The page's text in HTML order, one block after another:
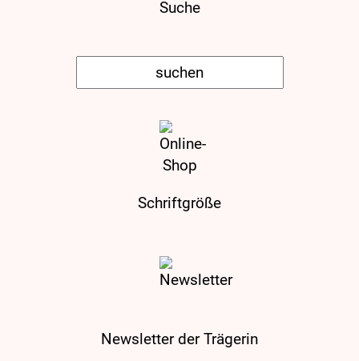
Schriftgröße
Newsletter der Trägerin